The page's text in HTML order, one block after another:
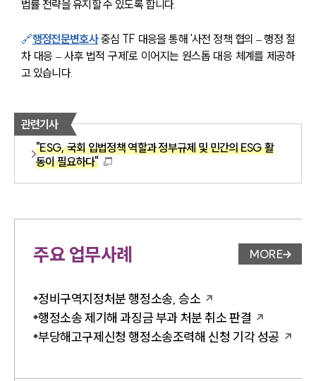
법률 전략을 유지할 수 있도록 합니다.
🔗행정전문변호사 중심 TF 대응을 통해 '사전 정책 협의 – 행정 절
차 대응 – 사후 법적 구제'로 이어지는 원스톱 대응 체계를 제공하
고 있습니다.
관련기사
"ESG, 국회 입법정책 역할과 정부규제 및 민간의 ESG 활
동이 필요하다"
주요 업무사례 업무사례
MORE
정비구역지정처분 행정소송, 승소
행정소송 제기해 과징금 부과 처분 취소 판결
부당해고구제신청 행정소송조력해 신청 기각 성공